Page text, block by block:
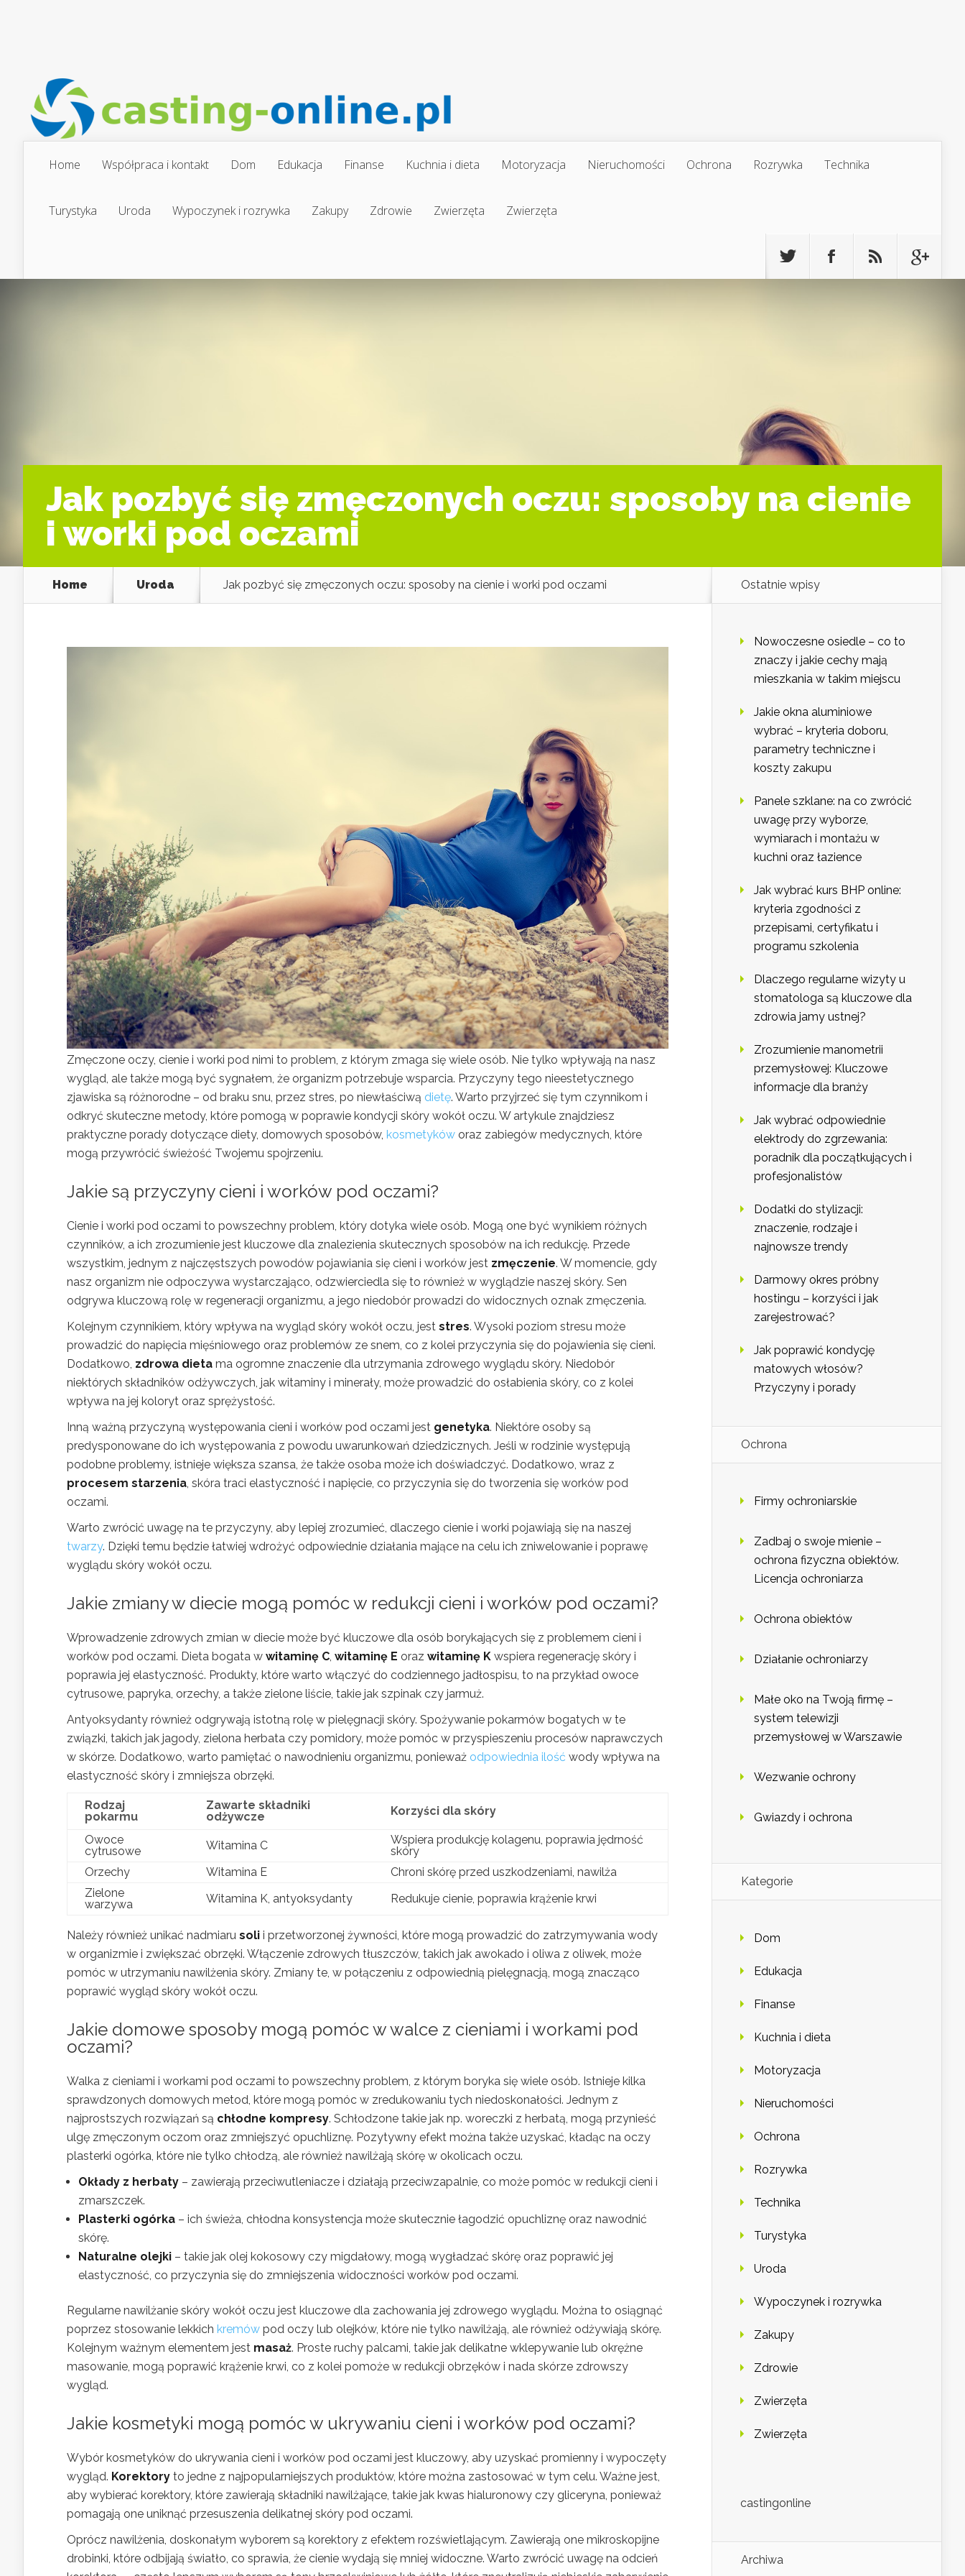
Home Współpraca i kontakt Dom Edukacja Finanse Kuchnia i dieta Motoryzacja Nieruchomości Ochrona Rozrywka Technika
Turystyka Uroda Wypoczynek i rozrywka Zakupy Zdrowie Zwierzęta Zwierzęta
Jak pozbyć się zmęczonych oczu: sposoby na cienie
i worki pod oczami
Home Uroda Jak pozbyć się zmęczonych oczu: sposoby na cienie i worki pod oczami
Zmęczone oczy, cienie i worki pod nimi to problem, z którym zmaga się wiele osób. Nie tylko wpływają na nasz
wygląd, ale także mogą być sygnałem, że organizm potrzebuje wsparcia. Przyczyny tego nieestetycznego
zjawiska są różnorodne – od braku snu, przez stres, po niewłaściwą dietę. Warto przyjrzeć się tym czynnikom i
odkryć skuteczne metody, które pomogą w poprawie kondycji skóry wokół oczu. W artykule znajdziesz
praktyczne porady dotyczące diety, domowych sposobów, kosmetyków oraz zabiegów medycznych, które
mogą przywrócić świeżość Twojemu spojrzeniu.
Jakie są przyczyny cieni i worków pod oczami?
Cienie i worki pod oczami to powszechny problem, który dotyka wiele osób. Mogą one być wynikiem różnych
czynników, a ich zrozumienie jest kluczowe dla znalezienia skutecznych sposobów na ich redukcję. Przede
wszystkim, jednym z najczęstszych powodów pojawiania się cieni i worków jest zmęczenie. W momencie, gdy
nasz organizm nie odpoczywa wystarczająco, odzwierciedla się to również w wyglądzie naszej skóry. Sen
odgrywa kluczową rolę w regeneracji organizmu, a jego niedobór prowadzi do widocznych oznak zmęczenia.
Kolejnym czynnikiem, który wpływa na wygląd skóry wokół oczu, jest stres. Wysoki poziom stresu może
prowadzić do napięcia mięśniowego oraz problemów ze snem, co z kolei przyczynia się do pojawienia się cieni.
Dodatkowo, zdrowa dieta ma ogromne znaczenie dla utrzymania zdrowego wyglądu skóry. Niedobór
niektórych składników odżywczych, jak witaminy i minerały, może prowadzić do osłabienia skóry, co z kolei
wpływa na jej koloryt oraz sprężystość.
Inną ważną przyczyną występowania cieni i worków pod oczami jest genetyka. Niektóre osoby są
predysponowane do ich występowania z powodu uwarunkowań dziedzicznych. Jeśli w rodzinie występują
podobne problemy, istnieje większa szansa, że także osoba może ich doświadczyć. Dodatkowo, wraz z
procesem starzenia, skóra traci elastyczność i napięcie, co przyczynia się do tworzenia się worków pod
oczami.
Warto zwrócić uwagę na te przyczyny, aby lepiej zrozumieć, dlaczego cienie i worki pojawiają się na naszej
twarzy. Dzięki temu będzie łatwiej wdrożyć odpowiednie działania mające na celu ich zniwelowanie i poprawę
wyglądu skóry wokół oczu.
Jakie zmiany w diecie mogą pomóc w redukcji cieni i worków pod oczami?
Wprowadzenie zdrowych zmian w diecie może być kluczowe dla osób borykających się z problemem cieni i
worków pod oczami. Dieta bogata w witaminę C, witaminę E oraz witaminę K wspiera regenerację skóry i
poprawia jej elastyczność. Produkty, które warto włączyć do codziennego jadłospisu, to na przykład owoce
cytrusowe, papryka, orzechy, a także zielone liście, takie jak szpinak czy jarmuż.
Antyoksydanty również odgrywają istotną rolę w pielęgnacji skóry. Spożywanie pokarmów bogatych w te
związki, takich jak jagody, zielona herbata czy pomidory, może pomóc w przyspieszeniu procesów naprawczych
w skórze. Dodatkowo, warto pamiętać o nawodnieniu organizmu, ponieważ odpowiednia ilość wody wpływa na
elastyczność skóry i zmniejsza obrzęki.
Rodzaj
pokarmu
Zawarte składniki
odżywcze
Korzyści dla skóry
Owoce
cytrusowe
Witamina C
Wspiera produkcję kolagenu, poprawia jędrność
skóry
Orzechy
Witamina E
Chroni skórę przed uszkodzeniami, nawilża
Zielone
warzywa
Witamina K, antyoksydanty Redukuje cienie, poprawia krążenie krwi
Należy również unikać nadmiaru soli i przetworzonej żywności, które mogą prowadzić do zatrzymywania wody
w organizmie i zwiększać obrzęki. Włączenie zdrowych tłuszczów, takich jak awokado i oliwa z oliwek, może
pomóc w utrzymaniu nawilżenia skóry. Zmiany te, w połączeniu z odpowiednią pielęgnacją, mogą znacząco
poprawić wygląd skóry wokół oczu.
Jakie domowe sposoby mogą pomóc w walce z cieniami i workami pod
oczami?
Walka z cieniami i workami pod oczami to powszechny problem, z którym boryka się wiele osób. Istnieje kilka
sprawdzonych domowych metod, które mogą pomóc w zredukowaniu tych niedoskonałości. Jednym z
najprostszych rozwiązań są chłodne kompresy. Schłodzone takie jak np. woreczki z herbatą, mogą przynieść
ulgę zmęczonym oczom oraz zmniejszyć opuchliznę. Pozytywny efekt można także uzyskać, kładąc na oczy
plasterki ogórka, które nie tylko chłodzą, ale również nawilżają skórę w okolicach oczu.
Okłady z herbaty – zawierają przeciwutleniacze i działają przeciwzapalnie, co może pomóc w redukcji cieni i
zmarszczek.
Plasterki ogórka – ich świeża, chłodna konsystencja może skutecznie łagodzić opuchliznę oraz nawodnić
skórę.
Naturalne olejki – takie jak olej kokosowy czy migdałowy, mogą wygładzać skórę oraz poprawić jej
elastyczność, co przyczynia się do zmniejszenia widoczności worków pod oczami.
Regularne nawilżanie skóry wokół oczu jest kluczowe dla zachowania jej zdrowego wyglądu. Można to osiągnąć
poprzez stosowanie lekkich kremów pod oczy lub olejków, które nie tylko nawilżają, ale również odżywiają skórę.
Kolejnym ważnym elementem jest masaż. Proste ruchy palcami, takie jak delikatne wklepywanie lub okrężne
masowanie, mogą poprawić krążenie krwi, co z kolei pomoże w redukcji obrzęków i nada skórze zdrowszy
wygląd.
Jakie kosmetyki mogą pomóc w ukrywaniu cieni i worków pod oczami?
Wybór kosmetyków do ukrywania cieni i worków pod oczami jest kluczowy, aby uzyskać promienny i wypoczęty
wygląd. Korektory to jedne z najpopularniejszych produktów, które można zastosować w tym celu. Ważne jest,
aby wybierać korektory, które zawierają składniki nawilżające, takie jak kwas hialuronowy czy gliceryna, ponieważ
pomagają one uniknąć przesuszenia delikatnej skóry pod oczami.
Oprócz nawilżenia, doskonałym wyborem są korektory z efektem rozświetlającym. Zawierają one mikroskopijne
drobinki, które odbijają światło, co sprawia, że cienie wydają się mniej widoczne. Warto zwrócić uwagę na odcień
Ostatnie wpisy
Nowoczesne osiedle – co to
znaczy i jakie cechy mają
mieszkania w takim miejscu
Jakie okna aluminiowe
wybrać – kryteria doboru,
parametry techniczne i
koszty zakupu
Panele szklane: na co zwrócić
uwagę przy wyborze,
wymiarach i montażu w
kuchni oraz łazience
Jak wybrać kurs BHP online:
kryteria zgodności z
przepisami, certyfikatu i
programu szkolenia
Dlaczego regularne wizyty u
stomatologa są kluczowe dla
zdrowia jamy ustnej?
Zrozumienie manometrii
przemysłowej: Kluczowe
informacje dla branży
Jak wybrać odpowiednie
elektrody do zgrzewania:
poradnik dla początkujących i
profesjonalistów
Dodatki do stylizacji:
znaczenie, rodzaje i
najnowsze trendy
Darmowy okres próbny
hostingu – korzyści i jak
zarejestrować?
Jak poprawić kondycję
matowych włosów?
Przyczyny i porady
Ochrona
Firmy ochroniarskie
Zadbaj o swoje mienie –
ochrona fizyczna obiektów.
Licencja ochroniarza
Ochrona obiektów
Działanie ochroniarzy
Małe oko na Twoją firmę –
system telewizji
przemysłowej w Warszawie
Wezwanie ochrony
Gwiazdy i ochrona
Kategorie
Dom
Edukacja
Finanse
Kuchnia i dieta
Motoryzacja
Nieruchomości
Ochrona
Rozrywka
Technika
Turystyka
Uroda
Wypoczynek i rozrywka
Zakupy
Zdrowie
Zwierzęta
Zwierzęta
castingonline
Archiwa